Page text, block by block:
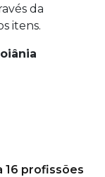
da
itens.
16 profissões